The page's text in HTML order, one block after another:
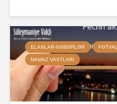
ELANLAR-XƏBƏRLƏR
NAMAZ VAXTLARI